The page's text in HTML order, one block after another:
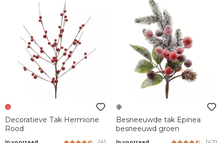
Decoratieve Tak Hermione
Rood
Besneeuwde tak Epinea
besneeuwd groen